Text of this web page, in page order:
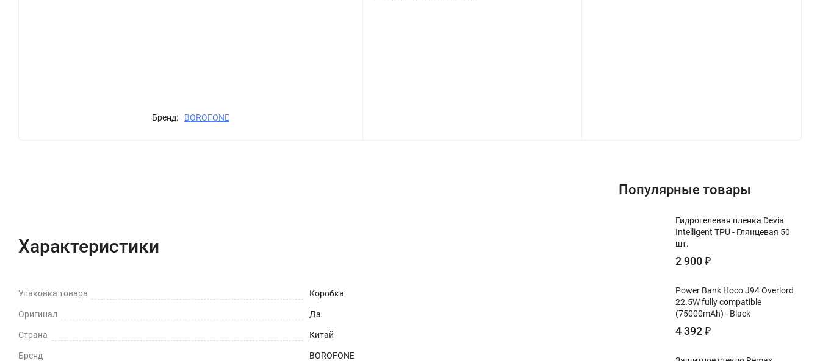
Бренд: BOROFONE
Характеристики
Упаковка товара Коробка
Оригинал Да
Страна Китай
Бренд BOROFONE
Популярные товары
Гидрогелевая пленка Devia
Intelligent TPU - Глянцевая 50
шт.
2 900₽
Power Bank Hoco J94 Overlord
22.5W fully compatible
(75000mAh) - Black
4 392₽